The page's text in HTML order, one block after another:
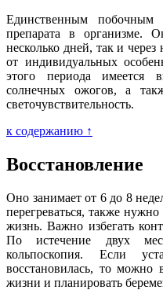
Единственным побочным
препарата в организме.
несколько дней, так и через
от индивидуальных
этого периода имеется
солнечных ожогов, а
светочувствительность.
к содержанию ↑
Восстановление
Оно занимает от 6 до 8
перегреваться, также
жизнь. Важно избегать
По истечение двух
кольпоскопия. Если
восстановилась, то можно
жизни и планировать